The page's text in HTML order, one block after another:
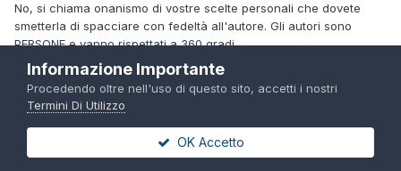
No, si chiama onanismo di vostre scelte personali che dovete
smetterla di spacciare con fedeltà all'autore. Gli autori sono
PERSONE e vanno rispettati a 360 gradi.
Così come dovete essere in grado di valutare ogni circostanza
visto che le traduzioni da una lingua di partenza ad una di
arrivo non sono matematica.
E io non pagherò mai per questo.
Comuqnue complimenti per esserti omologato al nuovo gioco del
forum. lo farò anche io.
Informazione Importante
Procedendo oltre nell'uso di questo sito, accetti i nostri
Termini Di Utilizzo
OK Accetto